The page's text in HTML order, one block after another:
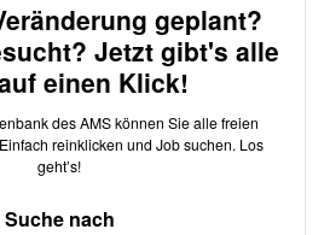
geplant?
Jetzt gibt's alle
einen Klick!
des AMS können Sie alle freien
reinklicken und Job suchen. Los
geht’s!
Suche nach